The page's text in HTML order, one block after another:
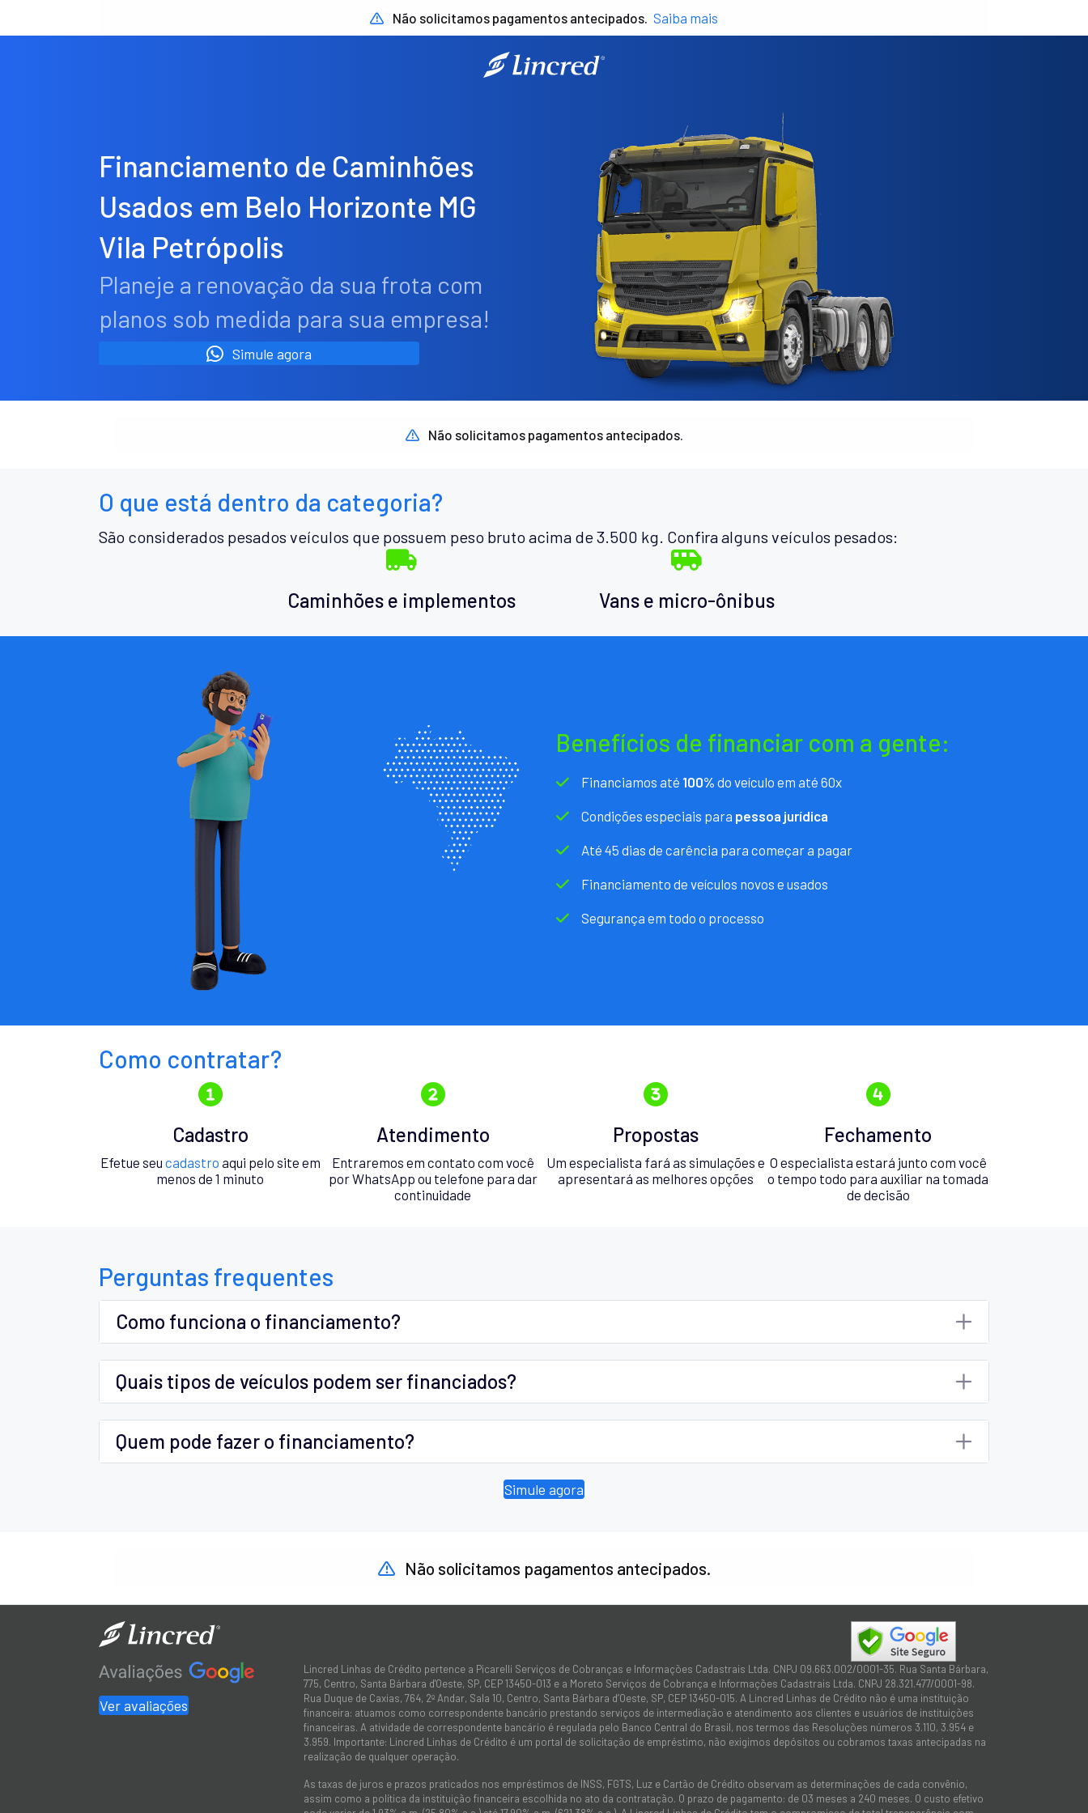
Não solicitamos pagamentos antecipados. Saiba mais
Financiamento de Caminhões
Usados em Belo Horizonte MG
Vila Petrópolis
Planeje a renovação da sua frota com
planos sob medida para sua empresa!
Simule agora
Não solicitamos pagamentos antecipados.
O que está dentro da categoria?
São considerados pesados veículos que possuem peso bruto acima de 3.500 kg. Confira alguns veículos pesados:
Caminhões e implementos Vans e micro-ônibus
Benefícios de financiar com a gente:
Financiamos até 100% do veículo em até 60x
Condições especiais para pessoa jurídica
Até 45 dias de carência para começar a pagar
Financiamento de veículos novos e usados
Segurança em todo o processo
Como contratar?
Cadastro
Efetue seu cadastro aqui pelo site em
menos de 1 minuto
Atendimento
Entraremos em contato com você
por WhatsApp ou telefone para dar
continuidade
Propostas
Um especialista fará as simulações e
apresentará as melhores opções
Fechamento
O especialista estará junto com você
o tempo todo para auxiliar na tomada
de decisão
Perguntas frequentes
Como funciona o financiamento?
Quais tipos de veículos podem ser financiados?
Quem pode fazer o financiamento?
Simule agora
Não solicitamos pagamentos antecipados.
Ver avaliações
Lincred Linhas de Crédito pertence a Picarelli Serviços de Cobranças e Informações Cadastrais Ltda. CNPJ 09.663.002/0001-35. Rua Santa Bárbara,
775, Centro, Santa Bárbara d'Oeste, SP, CEP 13450-013 e a Moreto Serviços de Cobrança e Informações Cadastrais Ltda. CNPJ 28.321.477/0001-98.
Rua Duque de Caxias, 764, 2º Andar, Sala 10, Centro, Santa Bárbara d’Oeste, SP, CEP 13450-015. A Lincred Linhas de Crédito não é uma instituição
financeira: atuamos como correspondente bancário prestando serviços de intermediação e atendimento aos clientes e usuários de instituições
financeiras. A atividade de correspondente bancário é regulada pelo Banco Central do Brasil, nos termos das Resoluções números 3.110, 3.954 e
3.959. Importante: Lincred Linhas de Crédito é um portal de solicitação de empréstimo, não exigimos depósitos ou cobramos taxas antecipadas na
realização de qualquer operação.
As taxas de juros e prazos praticados nos empréstimos de INSS, FGTS, Luz e Cartão de Crédito observam as determinações de cada convênio,
assim como a política da instituição financeira escolhida no ato da contratação. O prazo de pagamento: de 03 meses a 240 meses. O custo efetivo